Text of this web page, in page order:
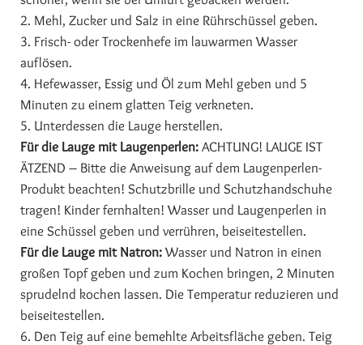
2. Mehl, Zucker und Salz in eine Rührschüssel geben.
3. Frisch- oder Trockenhefe im lauwarmen Wasser
auflösen.
4. Hefewasser, Essig und Öl zum Mehl geben und 5
Minuten zu einem glatten Teig verkneten.
5. Unterdessen die Lauge herstellen.
Für die Lauge mit Laugenperlen: ACHTUNG! LAUGE IST
ÄTZEND – Bitte die Anweisung auf dem Laugenperlen-
Produkt beachten! Schutzbrille und Schutzhandschuhe
tragen! Kinder fernhalten! Wasser und Laugenperlen in
eine Schüssel geben und verrühren, beiseitestellen.
Für die Lauge mit Natron:Wasser und Natron in einen
großen Topf geben und zum Kochen bringen, 2 Minuten
sprudelnd kochen lassen. Die Temperatur reduzieren und
beiseitestellen.
6. Den Teig auf eine bemehlte Arbeitsfläche geben. Teig